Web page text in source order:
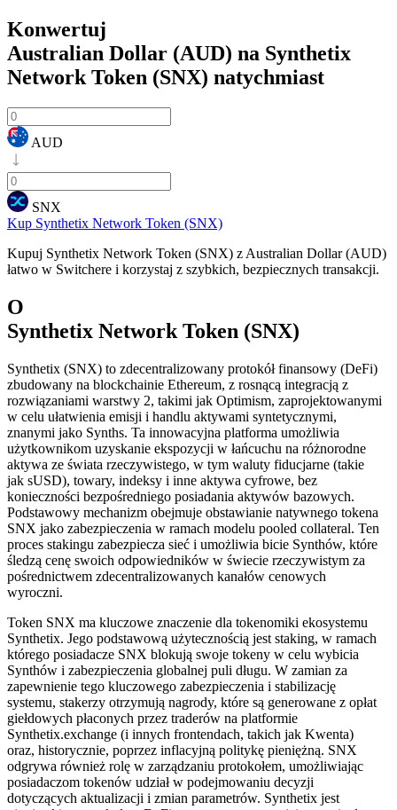
Konwertuj
Australian Dollar (AUD) na Synthetix
Network Token (SNX) natychmiast
AUD
SNX
Kup Synthetix Network Token (SNX)
Kupuj Synthetix Network Token (SNX) z Australian Dollar (AUD)
łatwo w Switchere i korzystaj z szybkich, bezpiecznych transakcji.
O
Synthetix Network Token (SNX)
Synthetix (SNX) to zdecentralizowany protokół finansowy (DeFi)
zbudowany na blockchainie Ethereum, z rosnącą integracją z
rozwiązaniami warstwy 2, takimi jak Optimism, zaprojektowanymi
w celu ułatwienia emisji i handlu aktywami syntetycznymi,
znanymi jako Synths. Ta innowacyjna platforma umożliwia
użytkownikom uzyskanie ekspozycji w łańcuchu na różnorodne
aktywa ze świata rzeczywistego, w tym waluty fiducjarne (takie
jak sUSD), towary, indeksy i inne aktywa cyfrowe, bez
konieczności bezpośredniego posiadania aktywów bazowych.
Podstawowy mechanizm obejmuje obstawianie natywnego tokena
SNX jako zabezpieczenia w ramach modelu pooled collateral. Ten
proces stakingu zabezpiecza sieć i umożliwia bicie Synthów, które
śledzą cenę swoich odpowiedników w świecie rzeczywistym za
pośrednictwem zdecentralizowanych kanałów cenowych
wyroczni.
Token SNX ma kluczowe znaczenie dla tokenomiki ekosystemu
Synthetix. Jego podstawową użytecznością jest staking, w ramach
którego posiadacze SNX blokują swoje tokeny w celu wybicia
Synthów i zabezpieczenia globalnej puli długu. W zamian za
zapewnienie tego kluczowego zabezpieczenia i stabilizację
systemu, stakerzy otrzymują nagrody, które są generowane z opłat
giełdowych płaconych przez traderów na platformie
Synthetix.exchange (i innych frontendach, takich jak Kwenta)
oraz, historycznie, poprzez inflacyjną politykę pieniężną. SNX
odgrywa również rolę w zarządzaniu protokołem, umożliwiając
posiadaczom tokenów udział w podejmowaniu decyzji
dotyczących aktualizacji i zmian parametrów. Synthetix jest